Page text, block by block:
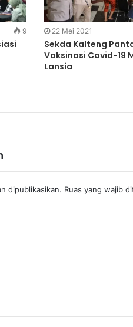
9 22 Mei 2021
Sekda Kalteng
Vaksinasi Covid-19
Lansia
dipublikasikan. Ruas yang wajib